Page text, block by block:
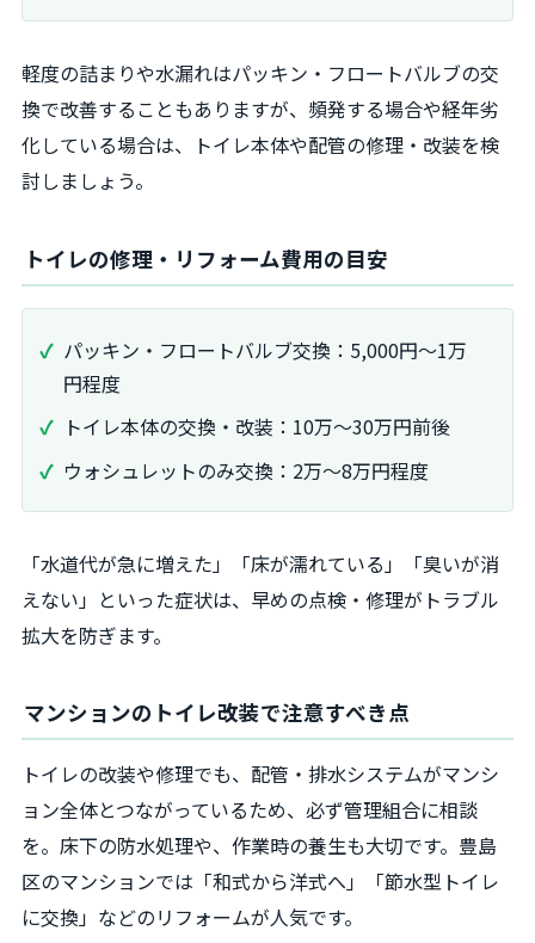
軽度の詰まりや水漏れはパッキン・フロートバルブの交
換で改善することもありますが、頻発する場合や経年劣
化している場合は、トイレ本体や配管の修理・改装を検
討しましょう。
トイレの修理・リフォーム費用の目安
パッキン・フロートバルブ交換：5,000円～1万
円程度
トイレ本体の交換・改装：10万～30万円前後
ウォシュレットのみ交換：2万～8万円程度
「水道代が急に増えた」「床が濡れている」「臭いが消
えない」といった症状は、早めの点検・修理がトラブル
拡大を防ぎます。
マンションのトイレ改装で注意すべき点
トイレの改装や修理でも、配管・排水システムがマンシ
ョン全体とつながっているため、必ず管理組合に相談
を。床下の防水処理や、作業時の養生も大切です。豊島
区のマンションでは「和式から洋式へ」「節水型トイレ
に交換」などのリフォームが人気です。